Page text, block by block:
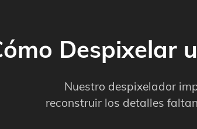
Despixelar
Nuestro despixelador
reconstruir los detalles